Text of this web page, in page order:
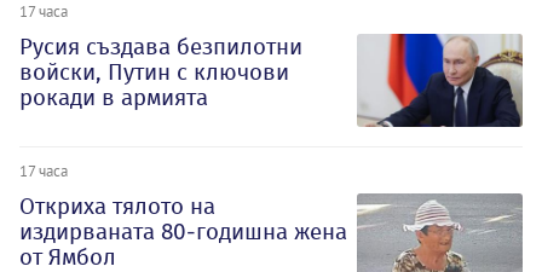
17 часа
Русия създава безпилотни
войски, Путин с ключови
рокади в армията
17 часа
Откриха тялото на
издирваната 80-годишна жена
от Ямбол